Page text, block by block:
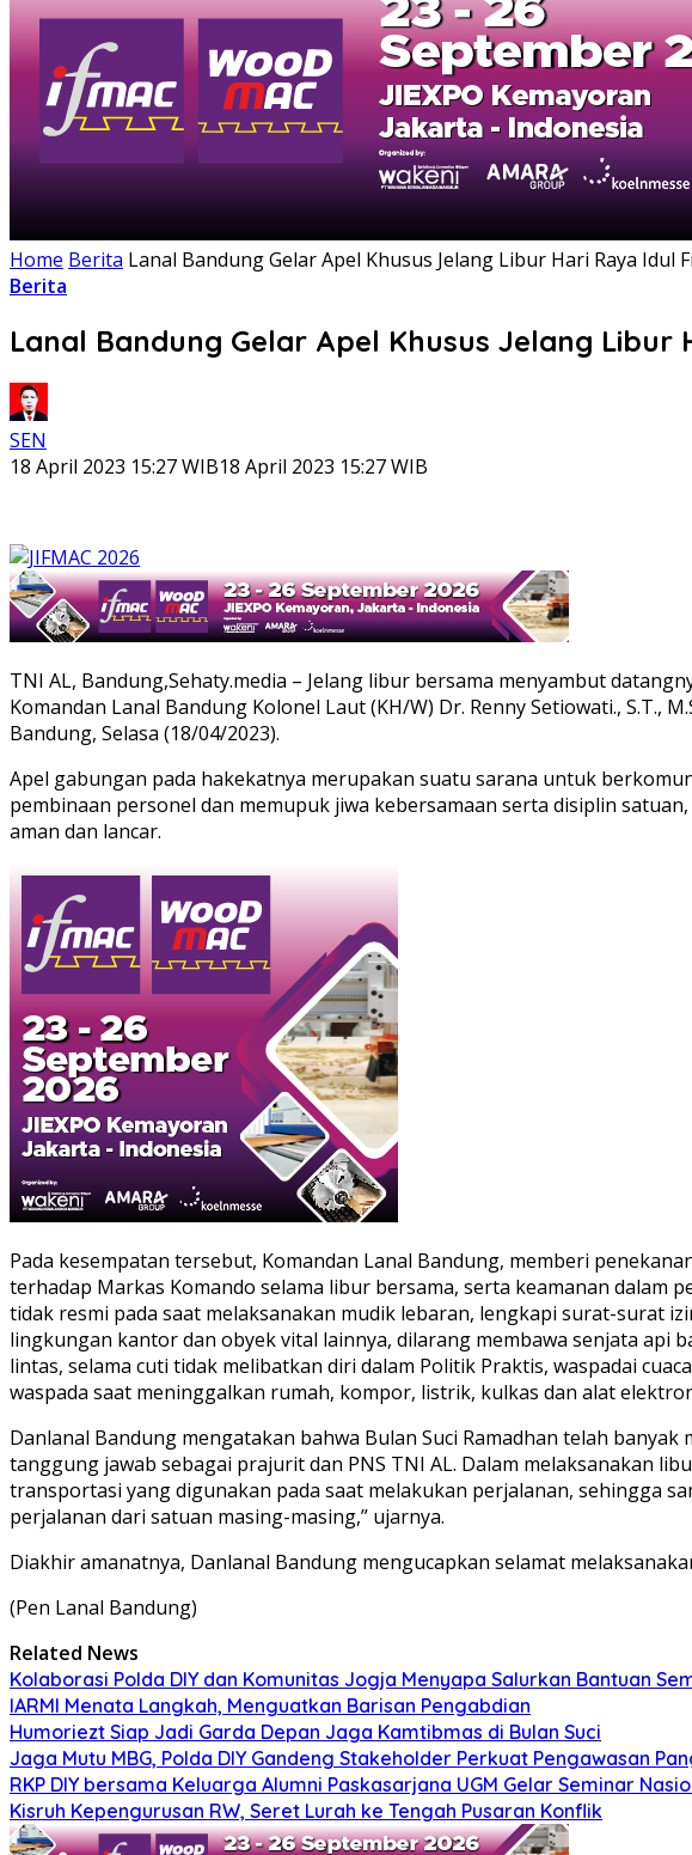
Home Berita Lanal Bandung Gelar Apel Khusus Jelang Libur Hari Raya Idul
Berita
Lanal Bandung Gelar Apel Khusus Jelang Libur
SEN
18 April 2023 15:27 WIB18 April 2023 15:27 WIB
TNI AL, Bandung,Sehaty.media – Jelang libur bersama menyambut
Komandan Lanal Bandung Kolonel Laut (KH/W) Dr. Renny Setiowati., S.T.,
Bandung, Selasa (18/04/2023).
Apel gabungan pada hakekatnya merupakan suatu sarana untuk
pembinaan personel dan memupuk jiwa kebersamaan serta disiplin
aman dan lancar.
Pada kesempatan tersebut, Komandan Lanal Bandung, memberi
terhadap Markas Komando selama libur bersama, serta keamanan dalam
tidak resmi pada saat melaksanakan mudik lebaran, lengkapi surat-surat
lingkungan kantor dan obyek vital lainnya, dilarang membawa senjata
lintas, selama cuti tidak melibatkan diri dalam Politik Praktis, waspadai
waspada saat meninggalkan rumah, kompor, listrik, kulkas dan alat
Danlanal Bandung mengatakan bahwa Bulan Suci Ramadhan telah
tanggung jawab sebagai prajurit dan PNS TNI AL. Dalam melaksanakan
transportasi yang digunakan pada saat melakukan perjalanan, sehingga
perjalanan dari satuan masing-masing,” ujarnya.
Diakhir amanatnya, Danlanal Bandung mengucapkan selamat
(Pen Lanal Bandung)
Related News
Kolaborasi Polda DIY dan Komunitas Jogja Menyapa Salurkan Bantuan
IARMI Menata Langkah, Menguatkan Barisan Pengabdian
Humoriezt Siap Jadi Garda Depan Jaga Kamtibmas di Bulan Suci
Jaga Mutu MBG, Polda DIY Gandeng Stakeholder Perkuat Pengawasan
RKP DIY bersama Keluarga Alumni Paskasarjana UGM Gelar Seminar
Kisruh Kepengurusan RW, Seret Lurah ke Tengah Pusaran Konflik